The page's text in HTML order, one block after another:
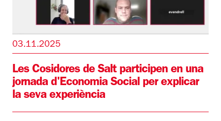
03.11.2025
Les Cosidores de Salt participen en una
jornada d'Economia Social per explicar
la seva experiència